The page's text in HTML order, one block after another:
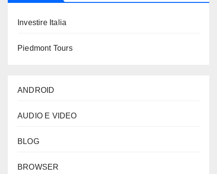
Investire Italia
Piedmont Tours
ANDROID
AUDIO E VIDEO
BLOG
BROWSER